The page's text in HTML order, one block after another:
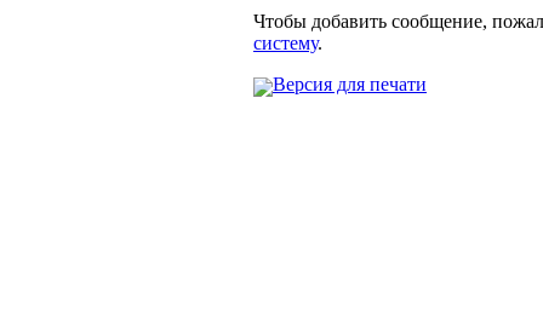
Чтобы добавить сообщение,
систему.
Версия для печати